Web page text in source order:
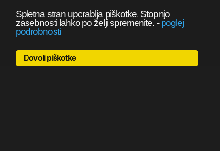
Spletna stran uporablja piškotke. Stopnjo
zasebnosti lahko po želji spremenite. -poglej
podrobnosti
Dovoli piškotke